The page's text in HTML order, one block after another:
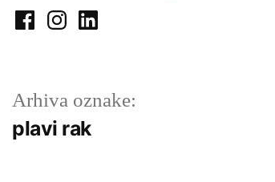
FacebookInstagramLinkedIn
Arhiva oznake:
plavi rak